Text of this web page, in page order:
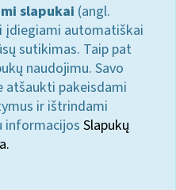
slapukai (angl.
įdiegiami automatiškai
sutikimas. Taip pat
naudojimu. Savo
atšaukti pakeisdami
ir ištrindami
informacijos Slapukų